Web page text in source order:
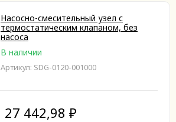
Насосно-смесительный узел с
термостатическим клапаном, без
насоса
В наличии
Артикул: SDG-0120-001000
27 442,98 ₽